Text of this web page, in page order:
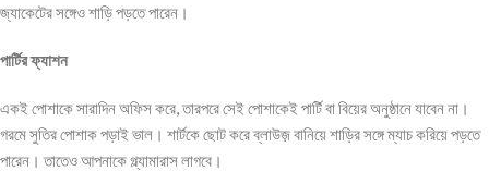
জ্যাকেটের সঙ্গেও শাড়ি পড়তে পারেন।
পার্টিরফ্যাশন
একই পোশাকে সারাদিন অফিস করে, তারপরে সেই পোশাকেই পার্টি বা বিয়ের অনুষ্ঠানে যাবেন না।
গরমে সুতির পোশাক পড়াই ভাল। শার্টকে ছোট করে ব্লাউজ় বানিয়ে শাড়ির সঙ্গে ম্যাচ করিয়ে পড়তে
পারেন। তাতেও আপনাকে গ্ল্যামারাস লাগবে।